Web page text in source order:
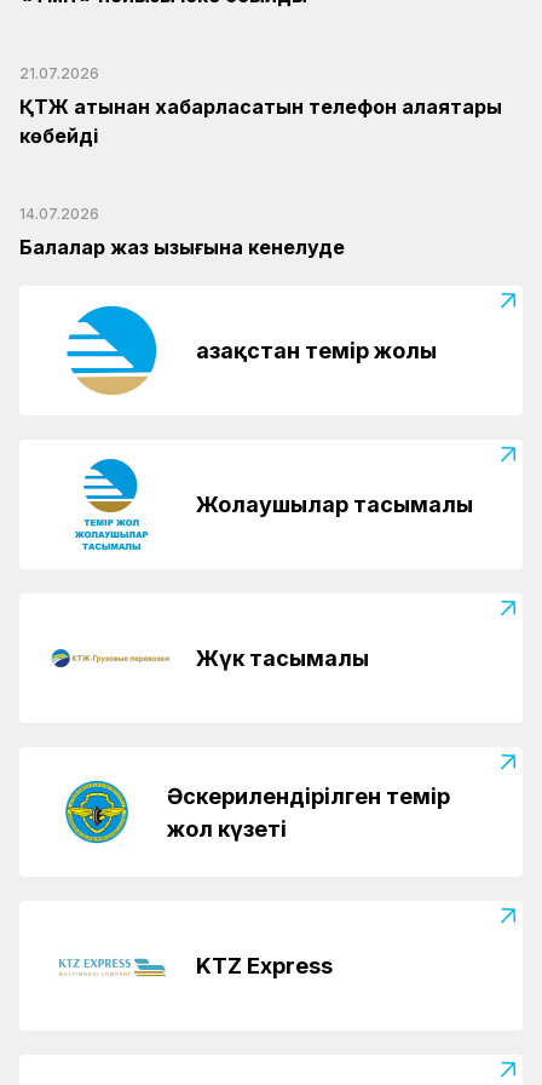
21.07.2026
ҚТЖ атынан хабарласатын телефон алаяқтары
көбейді
14.07.2026
Балалар жаз қызығына кенелуде
Қазақстан темір жолы
Жолаушылар тасымалы
Жүк тасымалы
Әскерилендірілген темір
жол күзеті
KTZ Express